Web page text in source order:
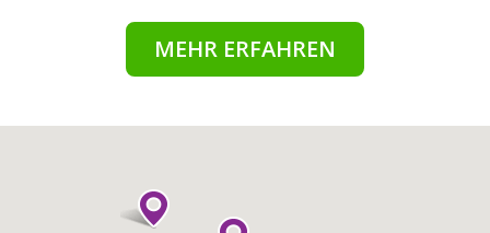
MEHR ERFAHREN